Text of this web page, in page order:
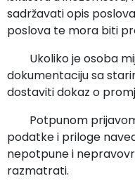
sadržavati opis
poslova te mora biti
Ukoliko je osoba
dokumentaciju sa
dostaviti dokaz o
Potpunom
podatke i priloge
nepotpune i
razmatrati.